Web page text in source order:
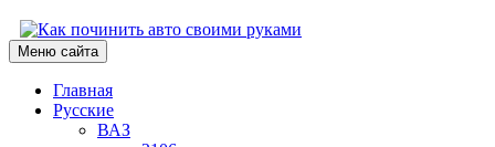
Меню сайта
Главная
Русские
ВАЗ